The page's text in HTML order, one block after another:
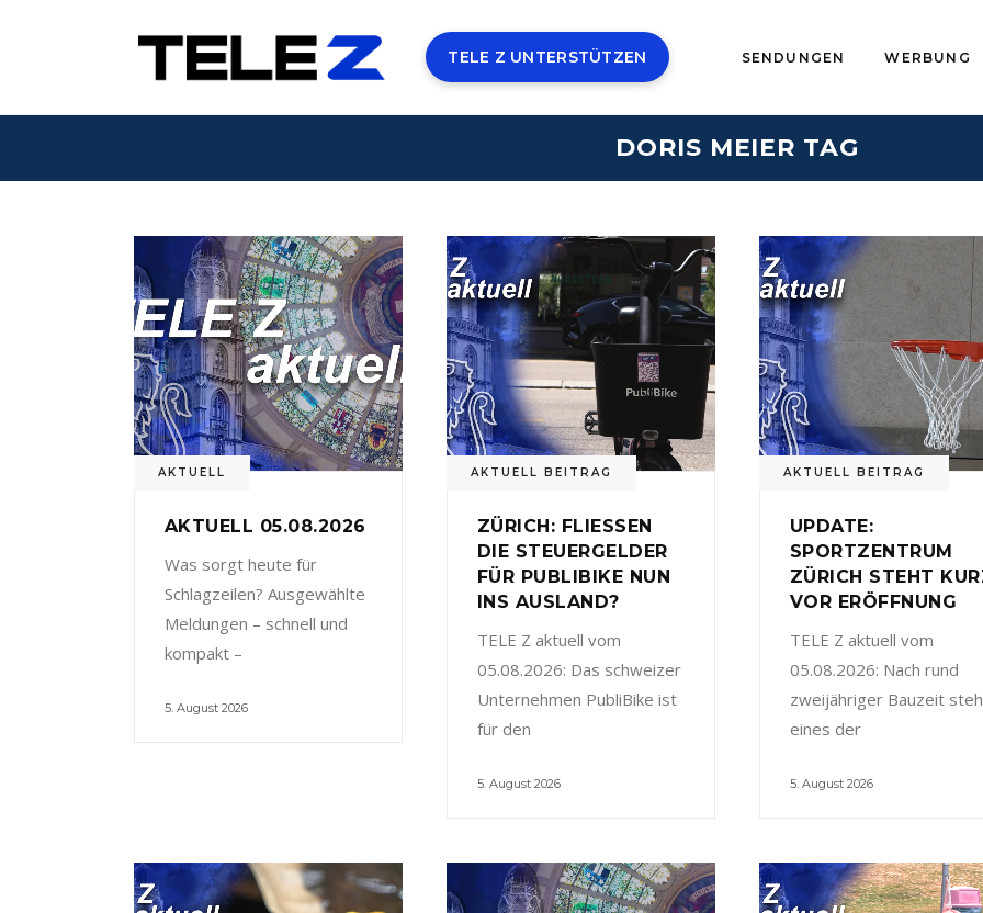
TELE Z UNTERSTÜTZEN SENDUNGEN WERBUNG
DORIS MEIER TAG
AKTUELL
AKTUELL 05.08.2026
Was sorgt heute für
Schlagzeilen? Ausgewählte
Meldungen – schnell und
kompakt –
5. August 2026
AKTUELL BEITRAG
ZÜRICH: FLIESSEN
DIE STEUERGELDER
FÜR PUBLIBIKE NUN
INS AUSLAND?
TELE Z aktuell vom
05.08.2026: Das schweizer
Unternehmen PubliBike ist
für den
5. August 2026
AKTUELL BEITRAG
UPDATE:
SPORTZENTRUM
ZÜRICH STEHT
VOR ERÖFFNUNG
TELE Z aktuell vom
05.08.2026: Nach rund
zweijähriger Bauzeit
eines der
5. August 2026